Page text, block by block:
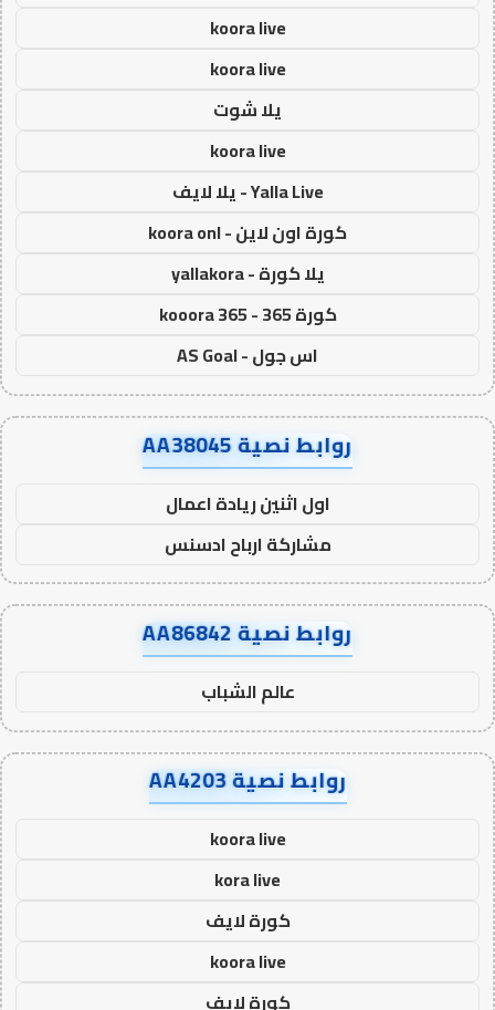
koora live
koora live
يلا شوت
koora live
Yalla Live - يلا لايف
كورة اون لاين - koora onl
يلا كورة - yallakora
كورة 365 - kooora 365
اس جول - AS Goal
روابط نصية AA38045
اول اثنين ريادة اعمال
مشاركة ارباح ادسنس
روابط نصية AA86842
عالم الشباب
روابط نصية AA4203
koora live
kora live
كورة لايف
koora live
كورة لايف